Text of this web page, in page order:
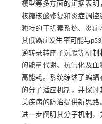
模型等多方面的证据表
核糖核酸修复和炎症调
独特的干扰素系统、炎症
其低癌症发生率可能与
逆转录转座子沉默等机
的能量代谢、抗氧化及
高能耗。系统综述了蝙
的分子适应机制，并探
关疾病的防治提供新思路
进一步阐明其分子机制